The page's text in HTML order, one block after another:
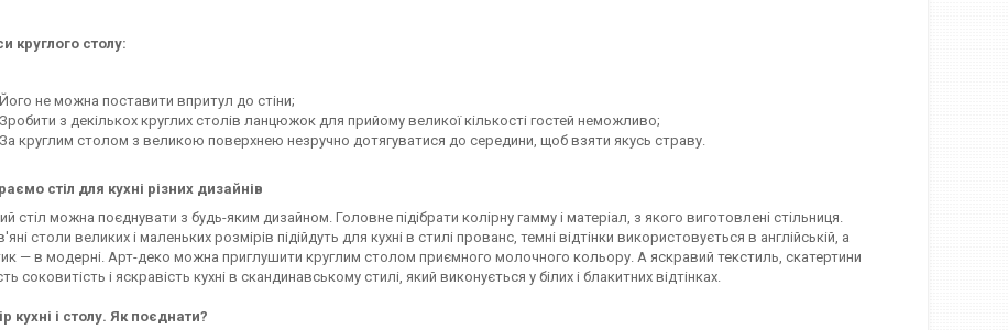
круглого столу:
Його не можна поставити впритул до стіни;
Зробити з декількох круглих столів ланцюжок для прийому великої кількості гостей неможливо;
За круглим столом з великою поверхнею незручно дотягуватися до середини, щоб взяти якусь страву.
стіл для кухні різних дизайнів
стіл можна поєднувати з будь-яким дизайном. Головне підібрати колірну гамму і матеріал, з якого виготовлені стільниця.
столи великих і маленьких розмірів підійдуть для кухні в стилі прованс, темні відтінки використовується в англійській, а
— в модерні. Арт-деко можна приглушити круглим столом приємного молочного кольору. А яскравий текстиль, скатертини
соковитість і яскравість кухні в скандинавському стилі, який виконується у білих і блакитних відтінках.
кухні і столу. Як поєднати?